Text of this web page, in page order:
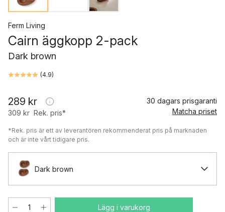
Ferm Living
Cairn äggkopp 2-pack
Dark brown
(4.9)
289 kr
309 kr Rek. pris*
30 dagars prisgaranti
Matcha priset
*Rek. pris är ett av leverantören rekommenderat pris på marknaden
och är inte vårt tidigare pris.
Dark brown
Lägg i varukorg